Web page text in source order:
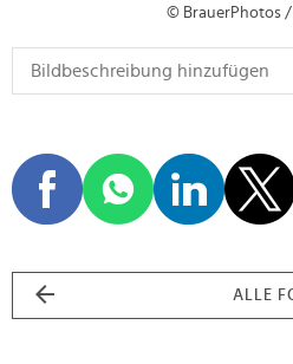
© BrauerPhotos /
ALLE